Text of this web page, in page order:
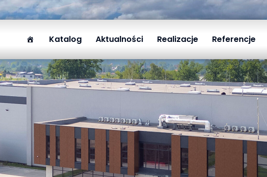
Katalog Aktualności Realizacje Referencje